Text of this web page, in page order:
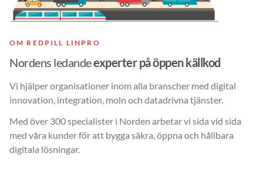
OM REDPILL LINPRO
Nordens ledandeexperter på öppen källkod
Vi hjälper organisationer inom alla branscher med digital
innovation, integration, moln och datadrivna tjänster.
Med över 300 specialister i Norden arbetar vi sida vid sida
med våra kunder för att bygga säkra, öppna och hållbara
digitala lösningar.